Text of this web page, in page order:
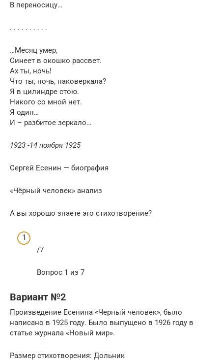
В переносицу…
. . . . . . . . . .
…Месяц умер,
Синеет в окошко рассвет.
Ах ты, ночь!
Что ты, ночь, наковеркала?
Я в цилиндре стою.
Никого со мной нет.
Я один…
И – разбитое зеркало…
1923 -14 ноября 1925
Сергей Есенин — биография
«Чёрный человек» анализ
А вы хорошо знаете это стихотворение?
/7
Вопрос 1 из 7
Вариант №2
Произведение Есенина «Черный человек», было
написано в 1925 году. Было выпущено в 1926 году в
статье журнала «Новый мир».
Размер стихотворения: Дольник